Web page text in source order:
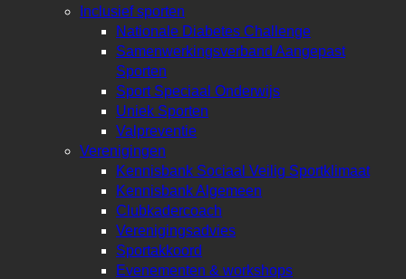
Inclusief sporten
Nationale Diabetes Challenge
Samenwerkingsverband Aangepast
Sporten
Sport Speciaal Onderwijs
Uniek Sporten
Valpreventie
Verenigingen
Kennisbank Sociaal Veilig Sportklimaat
Kennisbank Algemeen
Clubkadercoach
Verenigingsadvies
Sportakkoord
Evenementen & workshops